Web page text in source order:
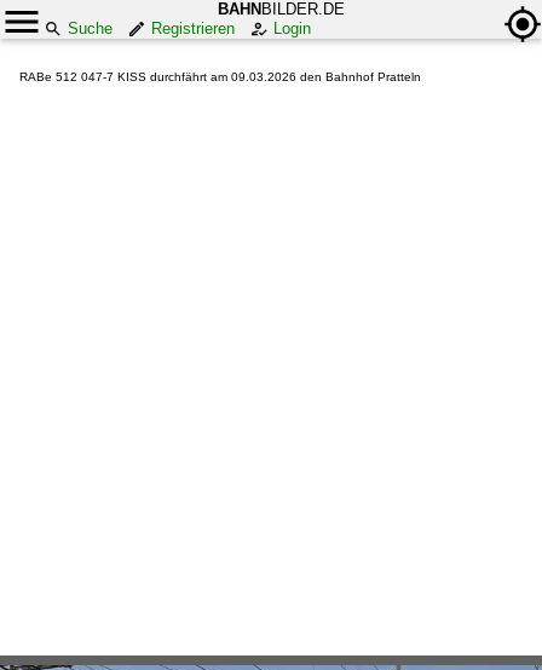
BAHN BILDER.DE
Suche
Registrieren Login
RABe 512 047-7 KISS durchfährt am 09.03.2026 den Bahnhof Pratteln